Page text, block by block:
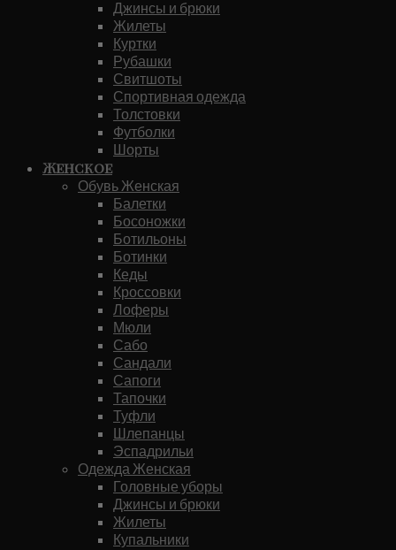
Джинсы и брюки
Жилеты
Куртки
Рубашки
Свитшоты
Спортивная одежда
Толстовки
Футболки
Шорты
Женское
Обувь Женская
Балетки
Босоножки
Ботильоны
Ботинки
Кеды
Кроссовки
Лоферы
Мюли
Сабо
Сандали
Сапоги
Тапочки
Туфли
Шлепанцы
Эспадрильи
Одежда Женская
Головные уборы
Джинсы и брюки
Жилеты
Купальники